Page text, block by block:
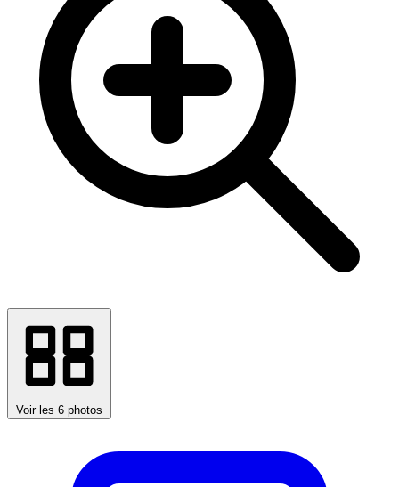
Voir les 6 photos